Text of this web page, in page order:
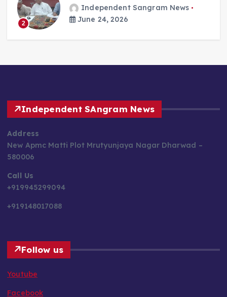
2
Independent Sangram News
June 24, 2026
Independent SAngram News
Address
New Apmc Matti Plot Mrutyunjaya Nagar Dharwad –
580006
Call Us
+919945299094
+919148017088
Follow us
Youtube
Facebook